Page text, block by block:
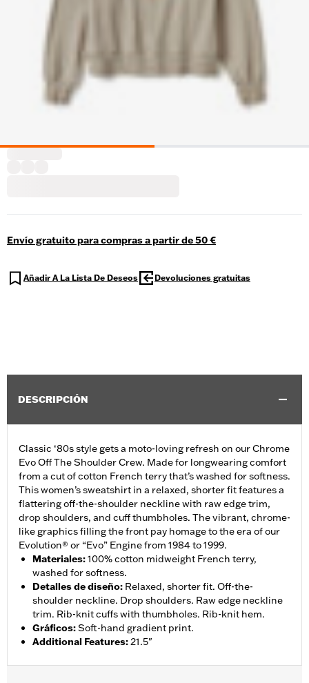
Envío gratuito para compras a partir de 50 €
Añadir A La Lista De Deseos Devoluciones gratuitas
DESCRIPCIÓN
Classic ‘80s style gets a moto-loving refresh on our Chrome
Evo Off The Shoulder Crew. Made for longwearing comfort
from a cut of cotton French terry that’s washed for softness.
This women’s sweatshirt in a relaxed, shorter fit features a
flattering off-the-shoulder neckline with raw edge trim,
drop shoulders, and cuff thumbholes. The vibrant, chrome-
like graphics filling the front pay homage to the era of our
Evolution® or “Evo” Engine from 1984 to 1999.
Materiales:100% cotton midweight French terry,
washed for softness.
Detalles de diseño: Relaxed, shorter fit. Off-the-
shoulder neckline. Drop shoulders. Raw edge neckline
trim. Rib-knit cuffs with thumbholes. Rib-knit hem.
Gráficos:Soft-hand gradient print.
Additional Features:21.5"